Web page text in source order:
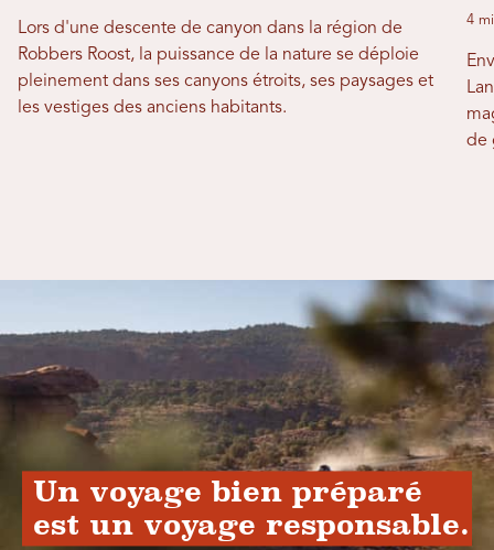
Lors d'une descente de canyon dans la région de
Robbers Roost, la puissance de la nature se déploie
pleinement dans ses canyons étroits, ses paysages et
les vestiges des anciens habitants.
4
de
Un voyage bien préparé
est un voyage responsable.